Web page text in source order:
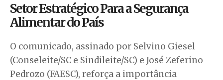
Setor Estratégico Para a Segurança
Alimentar do País
O comunicado, assinado por Selvino Giesel
(Conseleite/SC e Sindileite/SC) e José Zeferino
Pedrozo (FAESC), reforça a importância